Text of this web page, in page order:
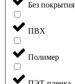
Без покрытия
ПВХ
Полимер